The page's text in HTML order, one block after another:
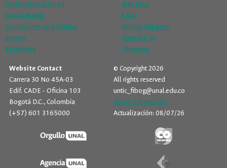
Institutional Email
Social Media
Complaints and Claims
Survey
Statistics
Site Map
F.A.Q
Online Support
Contact Us
Glossary
Website Contact
Carrera 30 No 45A-03
Edif. CADE - Oficina 103
Bogotá D.C., Colombia
(+57) 601 3165000
© Copyright 2026
All rights reserved
untic_fibog@unal.edu.co
About this website
Actualización: 08/07/26